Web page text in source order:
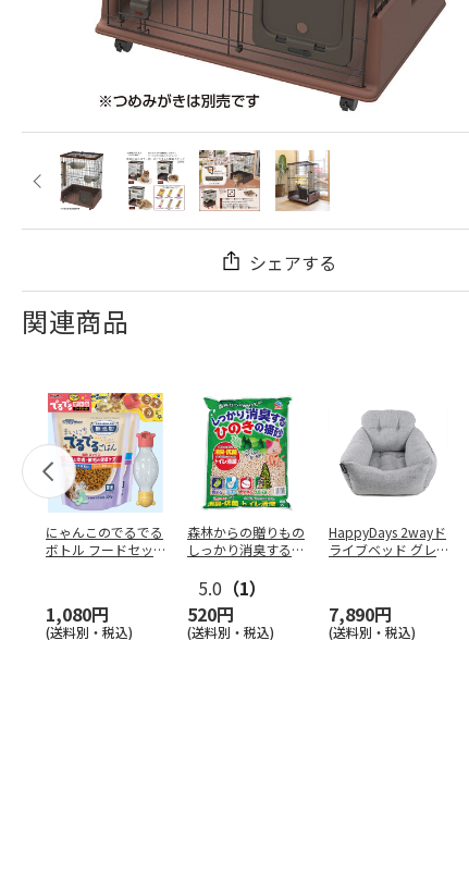
シェアする
関連商品
にゃんこのでるでる
ボトル フードセッ
1,080円
(送料別・税込)
森林からの贈りもの
しっかり消臭するひ
5.0 （1）
520円
(送料別・税込)
HappyDays 2wayド
ライブベッド グレ
7,890円
(送料別・税込)